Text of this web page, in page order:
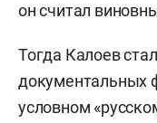
он считал
Тогда Калоев
документальных
условном